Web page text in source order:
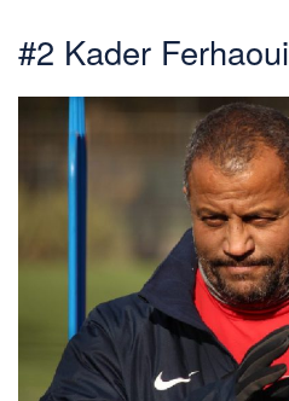
#2 Kader Ferhaoui